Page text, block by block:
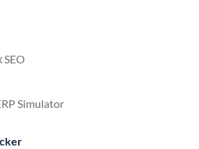
SEO
Simulator